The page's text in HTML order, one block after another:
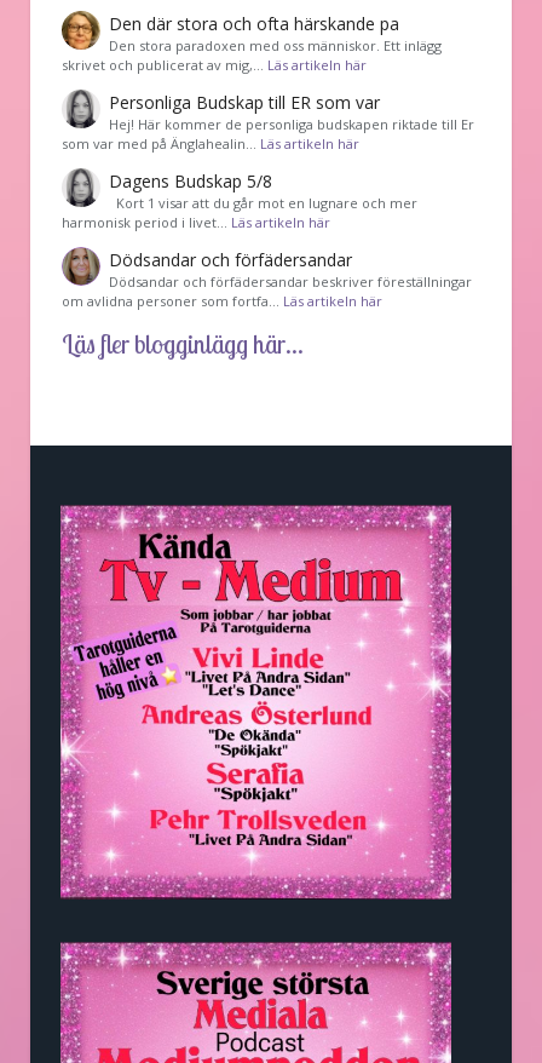
Den där stora och ofta härskande pa
Den stora paradoxen med oss människor. Ett inlägg
skrivet och publicerat av mig,… Läs artikeln här
Personliga Budskap till ER som var
Hej! Här kommer de personliga budskapen riktade till Er
som var med på Änglahealin… Läs artikeln här
Dagens Budskap 5/8
Kort 1 visar att du går mot en lugnare och mer
harmonisk period i livet… Läs artikeln här
Dödsandar och förfädersandar
Dödsandar och förfädersandar beskriver föreställningar
om avlidna personer som fortfa… Läs artikeln här
Läs fler blogginlägg här...